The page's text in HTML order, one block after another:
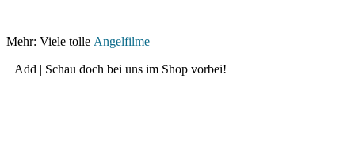
Mehr: Vie­le tol­le Angel­fil­me
Add | Schau doch bei uns im Shop vorbei!